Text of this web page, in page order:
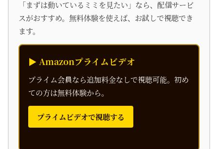
「まずは動いているミミを見たい」なら、配信サービ
スがおすすめ。無料体験を使えば、お試しで視聴でき
ます。
▶ Amazonプライムビデオ
プライム会員なら追加料金なしで視聴可能。初め
ての方は無料体験から。
プライムビデオで視聴する